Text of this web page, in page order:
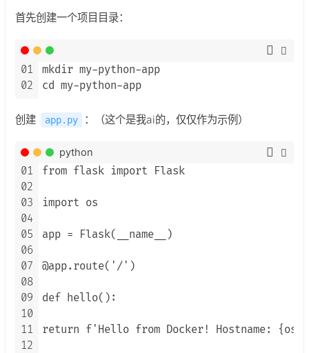
首先创建一个项目目录：
01
02
mkdir my-python-app
cd my-python-app
创建 app.py ：（这个是我ai的，仅仅作为示例）
python
01
02
03
04
05
06
07
08
09
10
11
12
from flask import Flask
import os
app = Flask(__name__)
@app.route('/')
def hello():
return f'Hello from Docker! Hostname: